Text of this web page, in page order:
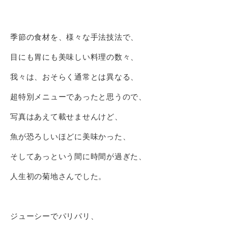
季節の食材を、様々な手法技法で、
目にも胃にも美味しい料理の数々、
我々は、おそらく通常とは異なる、
超特別メニューであったと思うので、
写真はあえて載せませんけど、
魚が恐ろしいほどに美味かった、
そしてあっという間に時間が過ぎた、
人生初の菊地さんでした。
ジューシーでパリパリ、